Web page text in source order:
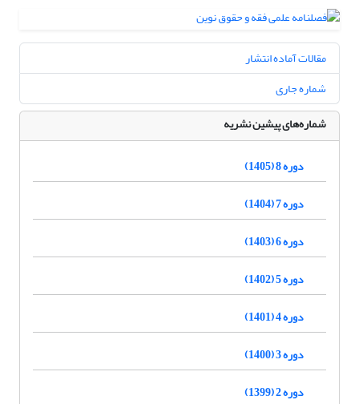
مقالات آماده انتشار
شماره جاری
شماره‌های پیشین نشریه
دوره 8 (1405)
دوره 7 (1404)
دوره 6 (1403)
دوره 5 (1402)
دوره 4 (1401)
دوره 3 (1400)
دوره 2 (1399)